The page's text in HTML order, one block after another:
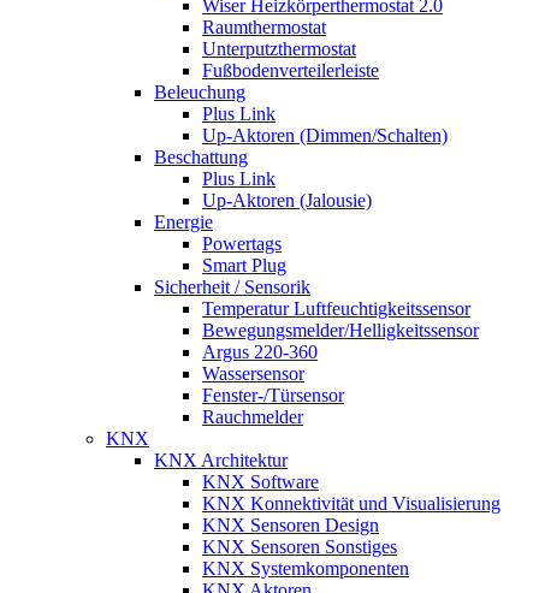
Wiser Heizkörperthermostat 2.0
Raumthermostat
Unterputzthermostat
Fußbodenverteilerleiste
Beleuchung
Plus Link
Up-Aktoren (Dimmen/Schalten)
Beschattung
Plus Link
Up-Aktoren (Jalousie)
Energie
Powertags
Smart Plug
Sicherheit / Sensorik
Temperatur Luftfeuchtigkeitssensor
Bewegungsmelder/Helligkeitssensor
Argus 220-360
Wassersensor
Fenster-/Türsensor
Rauchmelder
KNX
KNX Architektur
KNX Software
KNX Konnektivität und Visualisierung
KNX Sensoren Design
KNX Sensoren Sonstiges
KNX Systemkomponenten